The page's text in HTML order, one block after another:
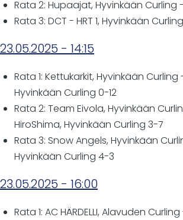
Rata 2: Hupaajat, Hyvinkään Curling -
Rata 3: DCT - HRT 1, Hyvinkään
23.05.2025 - 14:15
Rata 1: Kettukarkit, Hyvinkään
Hyvinkään Curling 0-12
Rata 2: Team Eivola, Hyvinkään
HiroShima, Hyvinkään Curling 3-7
Rata 3: Snow Angels, Hyvinkään
Hyvinkään Curling 4-3
23.05.2025 - 16:00
Rata 1: AC HÄRDELLI, Alavuden